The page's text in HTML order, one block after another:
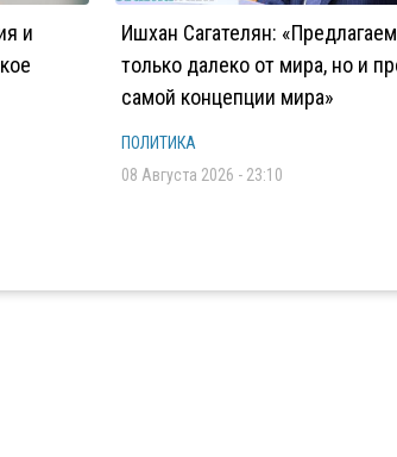
и
Ишхан Сагателян:
только далеко от мира, но и
самой концепции мира»
ПОЛИТИКА
08 Августа 2026 - 23:10